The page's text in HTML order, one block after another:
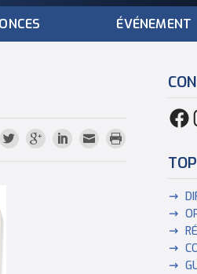
ÉVÉNEMENT